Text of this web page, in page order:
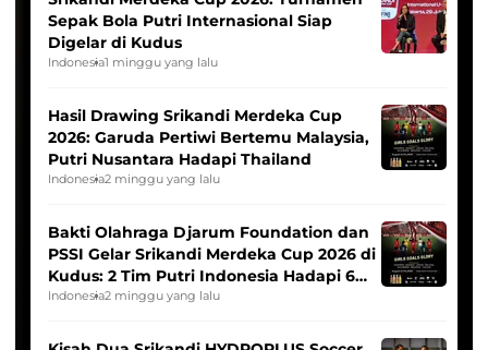
Sepak Bola Putri Internasional Siap
Digelar di Kudus
Indonesia1 minggu yang lalu
Hasil Drawing Srikandi Merdeka Cup
2026: Garuda Pertiwi Bertemu Malaysia,
Putri Nusantara Hadapi Thailand
Indonesia2 minggu yang lalu
Bakti Olahraga Djarum Foundation dan
PSSI Gelar Srikandi Merdeka Cup 2026 di
Kudus: 2 Tim Putri Indonesia Hadapi 6
Tim Asia
Indonesia2 minggu yang lalu